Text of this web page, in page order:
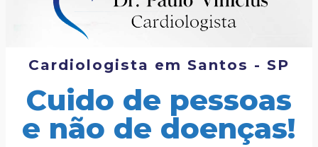
Cardiologista em Santos - SP
Cuido de pessoas
e não de doenças!